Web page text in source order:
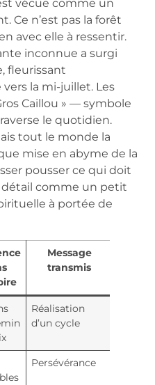
vécue comme un
Ce n’est pas la forêt
avec elle à ressentir.
inconnue a surgi
fleurissant
la mi-juillet. Les
Caillou » — symbole
le quotidien.
tout le monde la
mise en abyme de la
pousser ce qui doit
détail comme un petit
à portée de
Message
transmis
Réalisation
d’un cycle
Persévérance